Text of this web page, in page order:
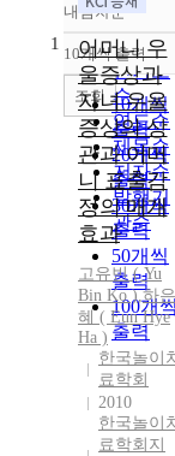
정확도
순
인기도
순
연도순
제목순
저자순
발행기
관순
내림차순
내림차
10개씩 출력
10개씩
출력
20개씩
출력
30개씩
출력
50개씩
출력
100개
출력
조회
1
어머니 우
울증상과
자녀 우울
증상의 상
관과 어머
니 표출감
정의 매개
효과
고유빈 ( Yu
Bin Ko ),하은
혜 ( Eun Hye
Ha )
한국놀이
료학회
2010
한국놀이
료학회지